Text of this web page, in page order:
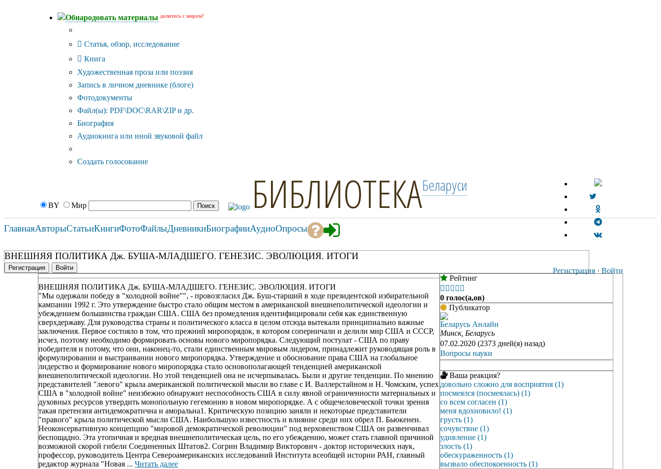
Обнародовать материалы делитесь с миром!
Статья, обзор, исследование
Книга
Художественная проза или поэзия
Запись в личном дневнике (блоге)
Фотодокументы
Файл(ы): PDF\DOC\RAR\ZIP и др.
Биография
Аудиокнига или иной звуковой файл
Создать голосование
BY Мир БИБЛИОТЕКАБеларуси
Регистрация · Войти
ГлавнаяАвторыСтатьиКнигиФотоФайлыДневникиБиографииАудиоОпросы
ВНЕШНЯЯ ПОЛИТИКА Дж. БУША-МЛАДШЕГО. ГЕНЕЗИС. ЭВОЛЮЦИЯ. ИТОГИ
Регистрация Войти
ВНЕШНЯЯ ПОЛИТИКА Дж. БУША-МЛАДШЕГО. ГЕНЕЗИС. ЭВОЛЮЦИЯ. ИТОГИ
"Мы одержали победу в "холодной войне"", - провозгласил Дж. Буш-старший в ходе президентской избирательной
кампании 1992 г. Это утверждение быстро стало общим местом в американской внешнеполитической идеологии и
убеждением большинства граждан США. США без промедления идентифицировали себя как единственную
сверхдержаву. Для руководства страны и политического класса в целом отсюда вытекали принципиально важные
заключения. Первое состояло в том, что прежний миропорядок, в котором соперничали и делили мир США и СССР,
исчез, поэтому необходимо формировать основы нового миропорядка. Следующий постулат - США по праву
победителя и потому, что они, наконец-то, стали единственным мировым лидером, принадлежит руководящая роль в
формулировании и выстраивании нового миропорядка. Утверждение и обоснование права США на глобальное
лидерство и формирование нового миропорядка стало основополагающей тенденцией американской
внешнеполитической идеологии. Но этой тенденцией она не исчерпывалась. Были и другие тенденции. По мнению
представителей "левого" крыла американской политической мысли во главе с И. Валлерстайном и Н. Чомским, успех
США в "холодной войне" неизбежно обнаружит неспособность США в силу явной ограниченности материальных и
духовных ресурсов утвердить монопольную гегемонию в новом миропорядке. А с общечеловеческой точки зрения
такая претензия антидемократична и аморальна1. Критическую позицию заняли и некоторые представители
"правого" крыла политической мысли США. Наибольшую известность и влияние среди них обрел П. Бьюкенен.
Неоконсервативную концепцию "мировой демократической революции" под верховенством США он развенчивал
беспощадно. Эта утопичная и вредная внешнеполитическая цель, по его убеждению, может стать главной причиной
возможной скорой гибели Соединенных Штатов2. Согрин Владимир Викторович - доктор исторических наук,
профессор, руководитель Центра Североамериканских исследований Института всеобщей истории РАН, главный
редактор журнала "Новая ... Читать далее
Рейтинг
    
0 голос(а,ов)
Публикатор
Беларусь Анлайн
Минск, Беларусь
07.02.2020 (2373 дней(я) назад)
Вопросы науки
Ваша реакция?
довольно сложно для восприятия (1)
посмеялся (посмеялась) (1)
со всем согласен (1)
меня вдохновило! (1)
грусть (1)
сочувствие (1)
удивление (1)
злость (1)
обескураженность (1)
вызвало обеспокоенность (1)